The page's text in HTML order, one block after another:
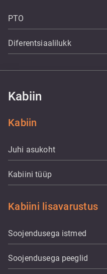
PTO
Diferentsiaalilukk
Kabiin
Kabiin
Juhi asukoht
Kabiini tüüp
Kabiini lisavarustus
Soojendusega istmed
Soojendusega peeglid